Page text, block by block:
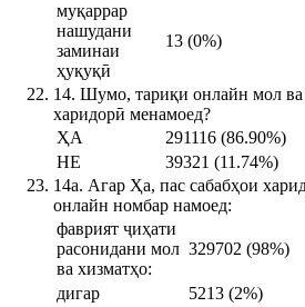
муқаррар
нашудани
заминаи
ҳуқуқӣ
13 (0%)
14. Шумо, тариқи онлайн мол ва
харидорӣ менамоед?
ҲА
291116 (86.90%)
НЕ
39321 (11.74%)
14а. Агар Ҳа, пас сабабҳои
онлайн номбар намоед:
фаврият ҷиҳати
расонидани мол
ва хизматҳо:
329702 (98%)
дигар
5213 (2%)